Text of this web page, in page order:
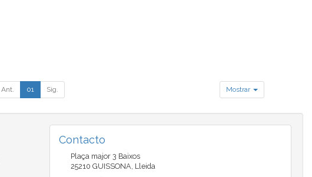
Ant. 01 Sig. Mostrar
Contacto
Plaça major 3 Baixos
25210 GUISSONA, Lleida